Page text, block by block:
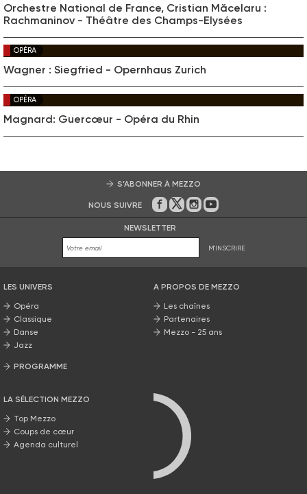
Orchestre National de France, Cristian Măcelaru :
Rachmaninov - Théâtre des Champs-Elysées
OPÉRA
Wagner : Siegfried - Opernhaus Zurich
OPÉRA
Magnard: Guercœur - Opéra du Rhin
S’ABONNER À MEZZO
NOUS SUIVRE Sur Facebook
Sur Twitter
Sur Instagram
Sur Youtube
NEWSLETTER
M'INSCRIRE
LES UNIVERS
Opéra
Classique
Danse
Jazz
PROGRAMME
LA SÉLECTION MEZZO
Top Mezzo
Coups de cœur
Agenda culturel
A PROPOS DE MEZZO
Les chaînes
Partenaires
Mezzo - 25 ans